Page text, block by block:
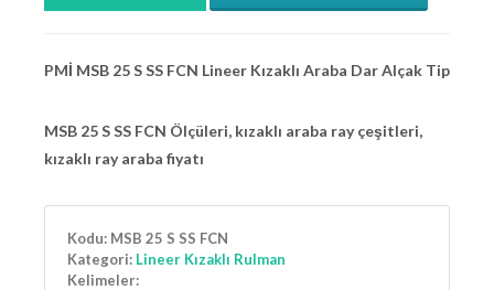
PMİ MSB 25 S SS FCN Lineer Kızaklı Araba Dar Alçak Tip
MSB 25 S SS FCN Ölçüleri, kızaklı araba ray çeşitleri,
kızaklı ray araba fiyatı
Kodu: MSB 25 S SS FCN
Kategori: Lineer Kızaklı Rulman
Kelimeler: